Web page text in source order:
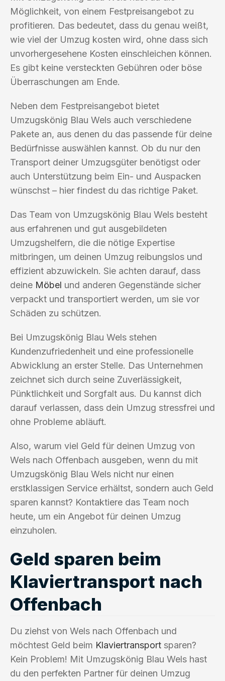
Möglichkeit, von einem Festpreisangebot zu
profitieren. Das bedeutet, dass du genau weißt,
wie viel der Umzug kosten wird, ohne dass sich
unvorhergesehene Kosten einschleichen können.
Es gibt keine versteckten Gebühren oder böse
Überraschungen am Ende.
Neben dem Festpreisangebot bietet
Umzugskönig Blau Wels auch verschiedene
Pakete an, aus denen du das passende für deine
Bedürfnisse auswählen kannst. Ob du nur den
Transport deiner Umzugsgüter benötigst oder
auch Unterstützung beim Ein- und Auspacken
wünschst – hier findest du das richtige Paket.
Das Team von Umzugskönig Blau Wels besteht
aus erfahrenen und gut ausgebildeten
Umzugshelfern, die die nötige Expertise
mitbringen, um deinen Umzug reibungslos und
effizient abzuwickeln. Sie achten darauf, dass
deine Möbel und anderen Gegenstände sicher
verpackt und transportiert werden, um sie vor
Schäden zu schützen.
Bei Umzugskönig Blau Wels stehen
Kundenzufriedenheit und eine professionelle
Abwicklung an erster Stelle. Das Unternehmen
zeichnet sich durch seine Zuverlässigkeit,
Pünktlichkeit und Sorgfalt aus. Du kannst dich
darauf verlassen, dass dein Umzug stressfrei und
ohne Probleme abläuft.
Also, warum viel Geld für deinen Umzug von
Wels nach Offenbach ausgeben, wenn du mit
Umzugskönig Blau Wels nicht nur einen
erstklassigen Service erhältst, sondern auch Geld
sparen kannst? Kontaktiere das Team noch
heute, um ein Angebot für deinen Umzug
einzuholen.
Geld sparen beim
Klaviertransport nach
Offenbach
Du ziehst von Wels nach Offenbach und
möchtest Geld beim Klaviertransport sparen?
Kein Problem! Mit Umzugskönig Blau Wels hast
du den perfekten Partner für deinen Umzug